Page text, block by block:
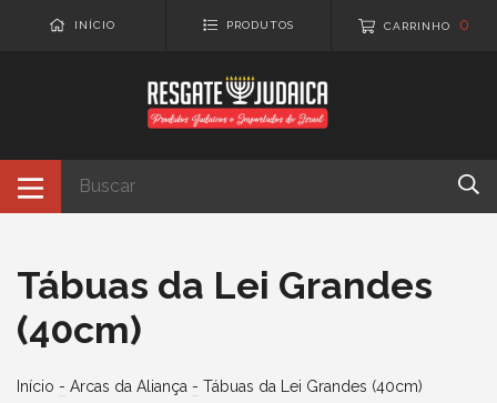
INÍCIO PRODUTOS CARRINHO 0
Tábuas da Lei Grandes
(40cm)
Início - Arcas da Aliança - Tábuas da Lei Grandes (40cm)